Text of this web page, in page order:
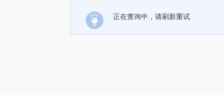
正在查询中，请刷新重试